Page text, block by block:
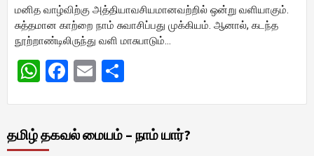
மனித வாழ்விற்கு அத்தியாவசியமானவற்றில் ஒன்று வளியாகும்.
சுத்தமான காற்றை நாம் சுவாசிப்பது முக்கியம். ஆனால், கடந்த
நூற்றாண்டிலிருந்து வளி மாசுபாடும்…
WhatsApp
Facebook
Email
தமிழ் தகவல் மையம் – நாம் யார்?